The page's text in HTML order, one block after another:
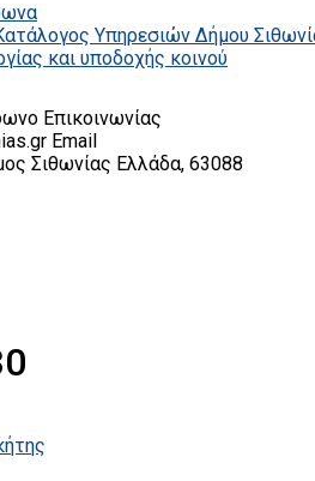
Υπηρεσιών Δήμου
και υποδοχής κοινού
Επικοινωνίας
Email
Σιθωνίας Ελλάδα, 63088